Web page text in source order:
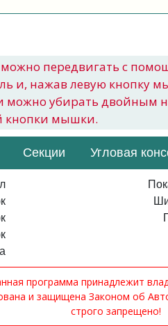
передвигать с
и, нажав левую кнопку
можно убирать двойным
кнопки мышки.
Секции Угловая
программа принадлежит
и защищена Законом об
строго запрещено!